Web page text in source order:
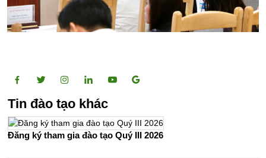
Tin đào tạo khác
Đăng ký tham gia đào tạo Quý III 2026